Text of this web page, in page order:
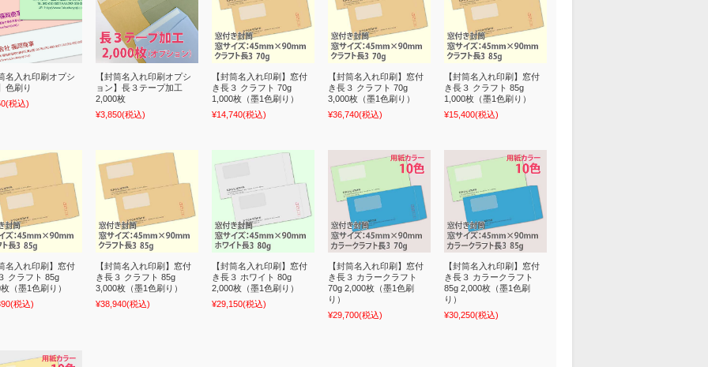
名入れ印刷オプシ
色刷り
(税込)
【封筒名入れ印刷オプシ
ョン】長３テープ加工
2,000枚
¥3,850(税込)
【封筒名入れ印刷】窓付
き長３ クラフト 70g
1,000枚（墨1色刷り）
¥14,740(税込)
【封筒名入れ印刷】窓付
き長３ クラフト 70g
3,000枚（墨1色刷り）
¥36,740(税込)
【封筒名入れ印刷】窓付
き長３ クラフト 85g
1,000枚（墨1色刷り）
¥15,400(税込)
名入れ印刷】窓付
クラフト 85g
（墨1色刷り）
(税込)
【封筒名入れ印刷】窓付
き長３ クラフト 85g
3,000枚（墨1色刷り）
¥38,940(税込)
【封筒名入れ印刷】窓付
き長３ ホワイト 80g
2,000枚（墨1色刷り）
¥29,150(税込)
【封筒名入れ印刷】窓付
き長３ カラークラフト
70g 2,000枚（墨1色刷
り）
¥29,700(税込)
【封筒名入れ印刷】窓付
き長３ カラークラフト
85g 2,000枚（墨1色刷
り）
¥30,250(税込)